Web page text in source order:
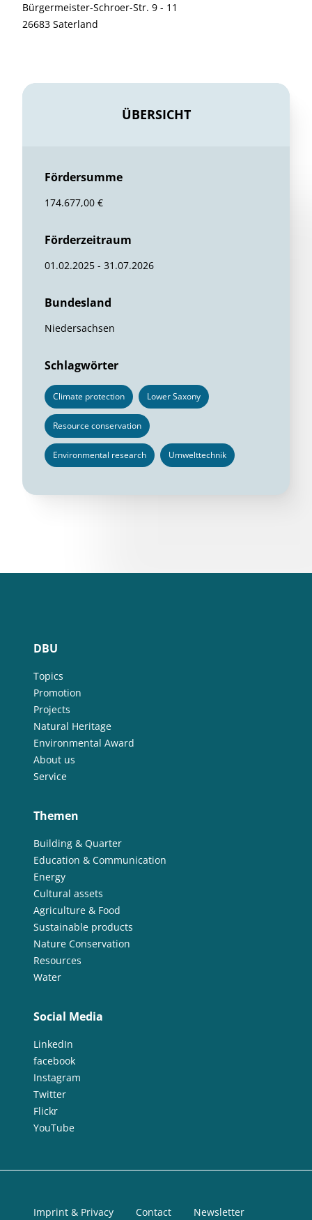
Bürgermeister-Schroer-Str. 9 - 11
26683 Saterland
ÜBERSICHT
Fördersumme
174.677,00 €
Förderzeitraum
01.02.2025 - 31.07.2026
Bundesland
Niedersachsen
Schlagwörter
Climate protection Lower Saxony
Resource conservation
Environmental research Umwelttechnik
DBU
Topics
Promotion
Projects
Natural Heritage
Environmental Award
About us
Service
Themen
Building & Quarter
Education & Communication
Energy
Cultural assets
Agriculture & Food
Sustainable products
Nature Conservation
Resources
Water
Social Media
LinkedIn
facebook
Instagram
Twitter
Flickr
YouTube
Imprint & Privacy Contact Newsletter